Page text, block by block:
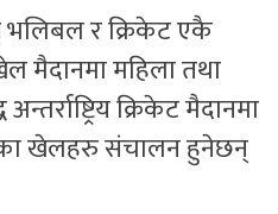
भलिबल र क्रिकेट एकै
मैदानमा महिला तथा
क्रिकेट मैदानमा
खेलहरु संचालन हुनेछन्